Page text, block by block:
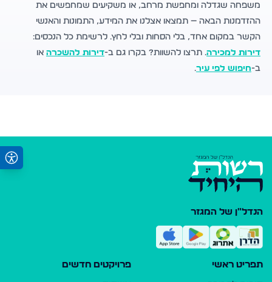
משפחה שגדלה ומחפשת מרחב, או משקיעים שמחפשים את
ההזדמנות הבאה — תמצאו אצלנו את המידע, התמונות והאנשי
הקשר במקום אחד, בלי הסחות ובלי לחץ. לרשימת כל הנכסים:
דירות למכירה. תרצו להשוות? בקרו גם ב-דירות להשכרה או
ב-חיפוש לפי עיר.
הנדל"ן של המגזר
תפריט ראשי פרויקטים חדשים